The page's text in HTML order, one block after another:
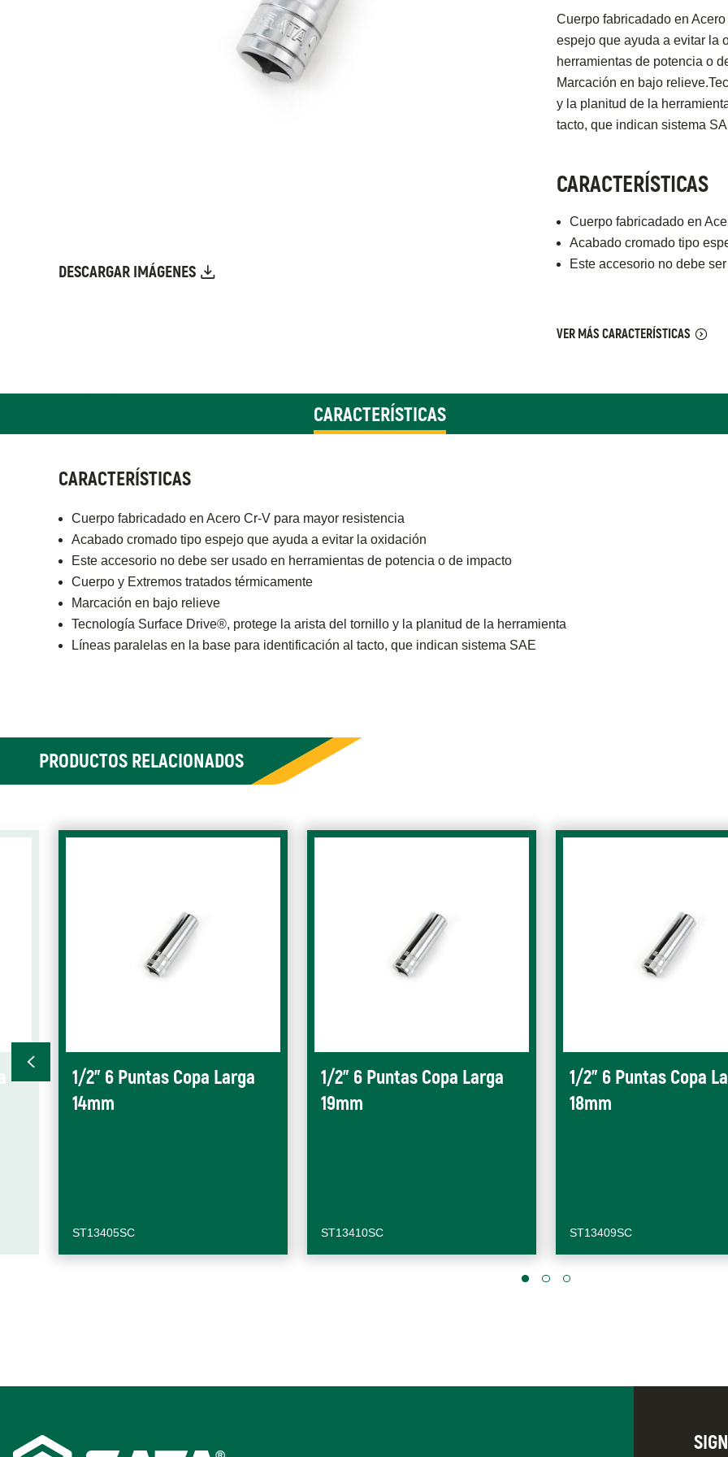
DESCARGAR IMÁGENES
Cuerpo fabricadado en
espejo que ayuda a evitar la
herramientas de potencia o
Marcación en bajo
y la planitud de la
tacto, que indican sistema
CARACTERÍSTICAS
Cuerpo fabricadado en
Acabado cromado tipo
Este accesorio no debe
VER MÁS CARACTERÍSTICAS
CARACTERÍSTICAS
CARACTERÍSTICAS
Cuerpo fabricadado en Acero Cr-V para mayor resistencia
Acabado cromado tipo espejo que ayuda a evitar la oxidación
Este accesorio no debe ser usado en herramientas de potencia o de impacto
Cuerpo y Extremos tratados térmicamente
Marcación en bajo relieve
Tecnología Surface Drive®, protege la arista del tornillo y la planitud de la herramienta
Líneas paralelas en la base para identificación al tacto, que indican sistema SAE
PRODUCTOS RELACIONADOS
1/2" 6 Puntas Copa Larga
14mm
ST13405SC
1/2" 6 Puntas Copa Larga
19mm
ST13410SC
1/2" 6 Puntas Copa
18mm
ST13409SC